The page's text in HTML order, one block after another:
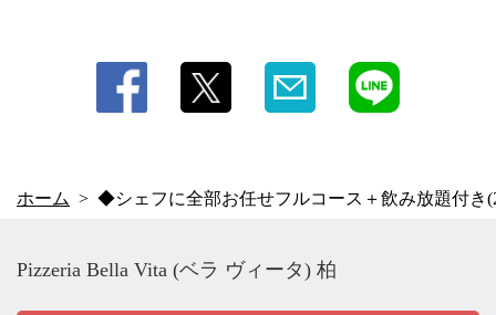
ホーム ◆シェフに全部お任せフルコース＋飲み放題付き
Pizzeria Bella Vita (ベラ ヴィータ) 柏